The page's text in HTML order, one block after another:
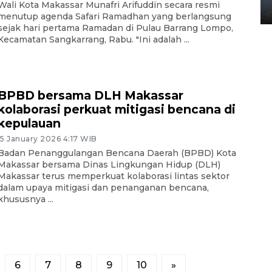
Kota Makassar Munafri Arifuddin secara resmi
agenda Safari Ramadhan yang berlangsung
hari pertama Ramadan di Pulau Barrang Lompo,
Sangkarrang, Rabu. "Ini adalah ...
bersama DLH Makassar
perkuat mitigasi bencana di
January 2026 4:17 WIB
Penanggulangan Bencana Daerah (BPBD) Kota
bersama Dinas Lingkungan Hidup (DLH)
terus memperkuat kolaborasi lintas sektor
upaya mitigasi dan penanganan bencana,
...
6 7 8 9 10 »
02 April 2026 12:51 WIB